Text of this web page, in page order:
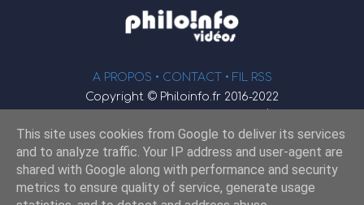
A PROPOS • CONTACT • FIL RSS
Copyright © Philoinfo.fr 2016-2022
φ
Webmaster : JEND
Retrouvez-nous sur
This site uses cookies from Google to deliver its services
and to analyze traffic. Your IP address and user-agent are
shared with Google along with performance and security
metrics to ensure quality of service, generate usage